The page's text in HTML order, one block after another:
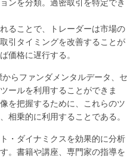
ンを分類。過密取引を特定でき
ることで、トレーダーは市場の
引タイミングを改善することが
価格に遅行する。
らファンダメンタルデータ、セ
ールを利用することができま
を把握するために、これらのツ
相乗的に利用することである。
・ダイナミクスを効果的に分析
。書籍や講座、専門家の指導を